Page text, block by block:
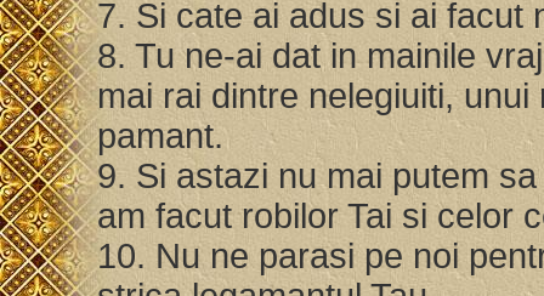
7. Si cate ai adus si ai
8. Tu ne-ai dat in mainile
mai rai dintre nelegiuiti,
pamant.
9. Si astazi nu mai putem
am facut robilor Tai si celor
10. Nu ne parasi pe noi